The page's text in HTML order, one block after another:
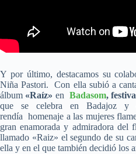
Y por último, destacamos su
Niña Pastori. Con ella subió a
álbum «Raíz» en Badasom,
que se celebra en Badajoz
rendía homenaje a las mujeres
gran enamorada y admiradora del
llamado «Raiz» el segundo de su
ella y en el que también decidió los